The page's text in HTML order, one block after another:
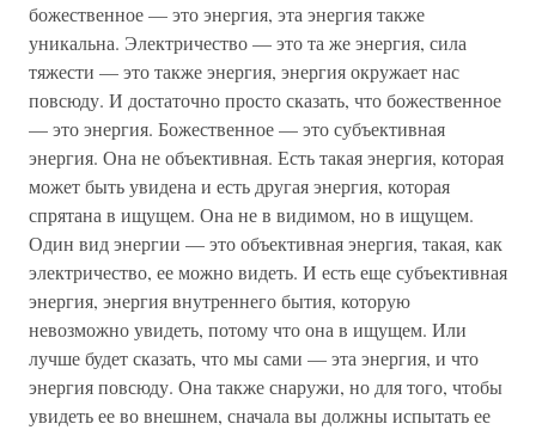
божественное — это энергия, эта энергия также
уникальна. Электричество — это та же энергия, сила
тяжести — это также энергия, энергия окружает нас
повсюду. И достаточно просто сказать, что божественное
— это энергия. Божественное — это субъективная
энергия. Она не объективная. Есть такая энергия, которая
может быть увидена и есть другая энергия, которая
спрятана в ищущем. Она не в видимом, но в ищущем.
Один вид энергии — это объективная энергия, такая, как
электричество, ее можно видеть. И есть еще субъективная
энергия, энергия внутреннего бытия, которую
невозможно увидеть, потому что она в ищущем. Или
лучше будет сказать, что мы сами — эта энергия, и что
энергия повсюду. Она также снаружи, но для того, чтобы
увидеть ее во внешнем, сначала вы должны испытать ее